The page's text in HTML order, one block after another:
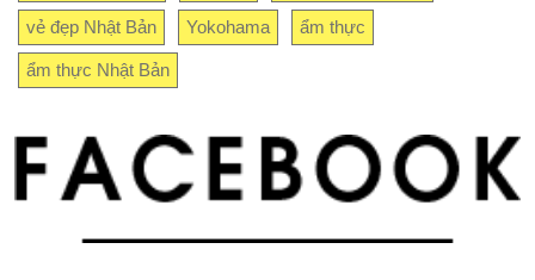
vẻ đẹp Nhật Bản Yokohama ẩm thực
ẩm thực Nhật Bản